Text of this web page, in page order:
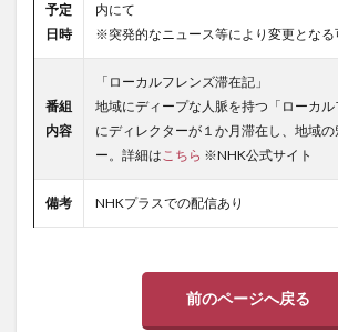
予定
日時
内にて
※突発的なニュース等により変更となる
番組
内容
「ローカルフレンズ滞在記」
地域にディープな人脈を持つ「ローカル
にディレクターが１か月滞在し、地域
ー。詳細はこちら ※NHK公式サイト
備考 NHKプラスでの配信あり
前のページへ戻る